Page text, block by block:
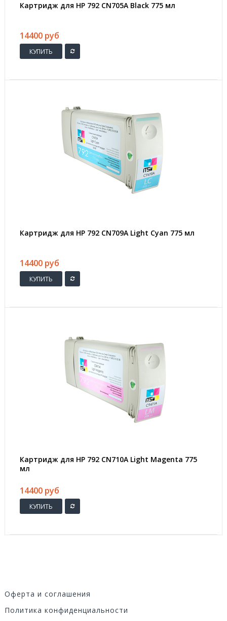
Картридж для HP 792 CN705A Black 775 мл
14400 руб
КУПИТЬ
Картридж для HP 792 CN709A Light Cyan 775 мл
14400 руб
КУПИТЬ
Картридж для HP 792 CN710A Light Magenta 775
мл
14400 руб
КУПИТЬ
Оферта и соглашения
Политика конфиденциальности